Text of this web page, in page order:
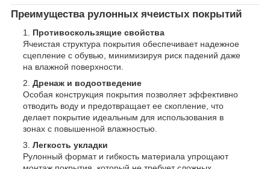
Преимущества рулонных ячеистых покрытий
Противоскользящие свойства
Ячеистая структура покрытия обеспечивает надежное
сцепление с обувью, минимизируя риск падений даже
на влажной поверхности.
Дренаж и водоотведение
Особая конструкция покрытия позволяет эффективно
отводить воду и предотвращает ее скопление, что
делает покрытие идеальным для использования в
зонах с повышенной влажностью.
Легкость укладки
Рулонный формат и гибкость материала упрощают